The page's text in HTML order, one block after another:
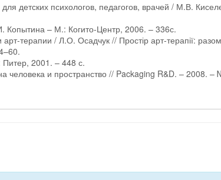
детских психологов, педагогов, врачей / М.В.
Копытина – М.: Когито-Центр, 2006. – 336с.
терапии / Л.О. Осадчук // Простір арт-терапії:
2001. – 448 с.
и пространство // Packaging R&D. – 2008. –